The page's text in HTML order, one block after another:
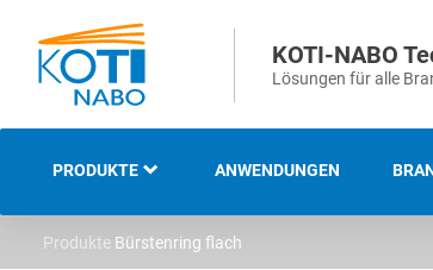
KOTI-NABO
Lösungen für alle
PRODUKTE ANWENDUNGEN
Produkte Bürstenring flach